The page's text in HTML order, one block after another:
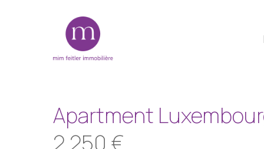
Apartment
2.250 €